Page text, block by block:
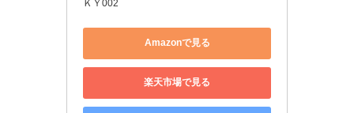
ＫＹ002
Amazonで見る
楽天市場で見る